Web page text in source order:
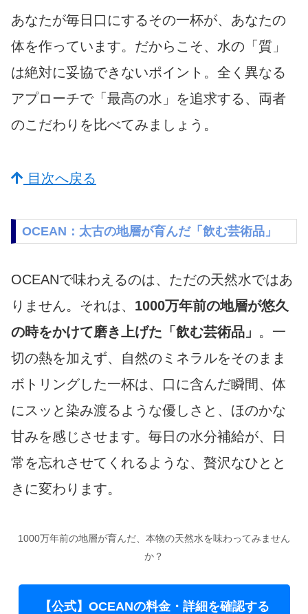
あなたが毎日口にするその一杯が、あなたの
体を作っています。だからこそ、水の「質」
は絶対に妥協できないポイント。全く異なる
アプローチで「最高の水」を追求する、両者
のこだわりを比べてみましょう。
目次へ戻る
OCEAN：太古の地層が育んだ「飲む芸術品」
OCEANで味わえるのは、ただの天然水ではあ
りません。それは、 1000万年前の地層が悠久
の時をかけて磨き上げた「飲む芸術品」 。一
切の熱を加えず、自然のミネラルをそのまま
ボトリングした一杯は、口に含んだ瞬間、体
にスッと染み渡るような優しさと、ほのかな
甘みを感じさせます。毎日の水分補給が、日
常を忘れさせてくれるような、贅沢なひとと
きに変わります。
1000万年前の地層が育んだ、本物の天然水を味わってみません
か？
【公式】OCEANの料金・詳細を確認する